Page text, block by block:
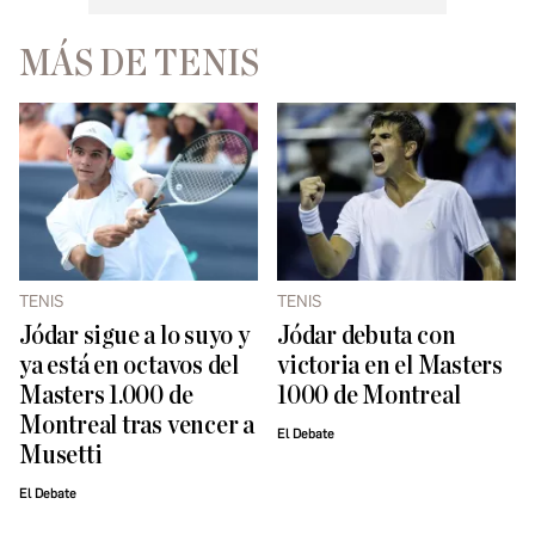
MÁS DE TENIS
TENIS
Jódar sigue a lo suyo y
ya está en octavos del
Masters 1.000 de
Montreal tras vencer a
Musetti
El Debate
TENIS
Jódar debuta con
victoria en el Masters
1000 de Montreal
El Debate